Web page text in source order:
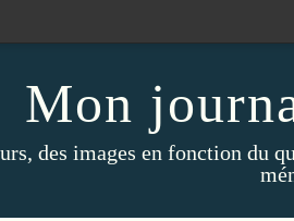
Mon
des images en fonction du